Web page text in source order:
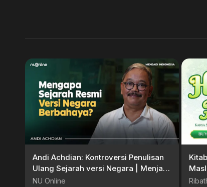
Andi Achdian: Kontroversi Penulisan
Ulang Sejarah versi Negara | Menjadi
Indonesia #22
NU Online